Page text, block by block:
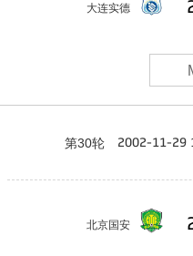
大连实德
第30轮 2002-11-29
北京国安